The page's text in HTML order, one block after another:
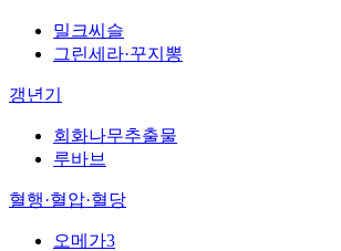
밀크씨슬
그린세라·꾸지뽕
갱년기
회화나무추출물
루바브
혈행·혈압·혈당
오메가3